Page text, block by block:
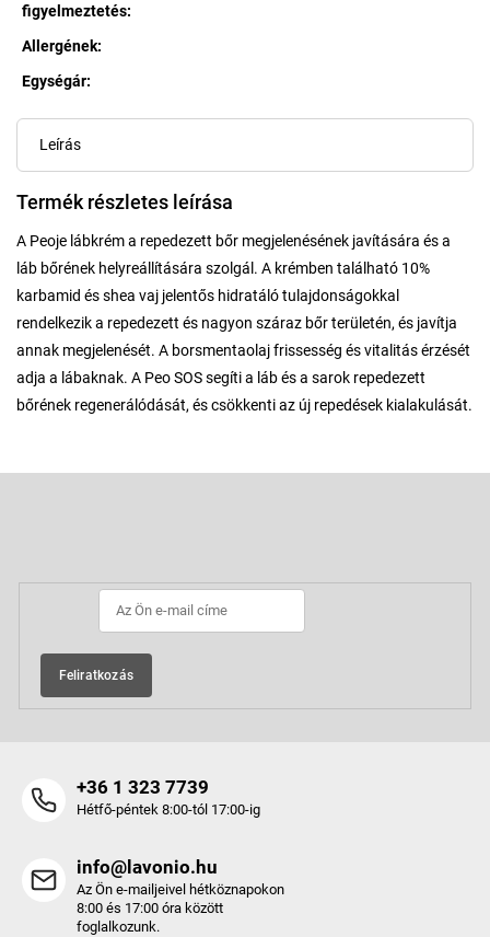
figyelmeztetés:
Allergének:
Egységár:
Leírás
Termék részletes leírása
A Peoje lábkrém a repedezett bőr megjelenésének javítására és a
láb bőrének helyreállítására szolgál. A krémben található 10%
karbamid és shea vaj jelentős hidratáló tulajdonságokkal
rendelkezik a repedezett és nagyon száraz bőr területén, és javítja
annak megjelenését. A borsmentaolaj frissesség és vitalitás érzését
adja a lábaknak. A Peo SOS segíti a láb és a sarok repedezett
bőrének regenerálódását, és csökkenti az új repedések kialakulását.
Feliratkozás
+36 1 323 7739
Hétfő-péntek 8:00-tól 17:00-ig
info@lavonio.hu
Az Ön e-mailjeivel hétköznapokon
8:00 és 17:00 óra között
foglalkozunk.